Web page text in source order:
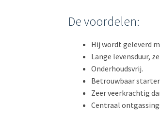
De voordelen:
Hij wordt geleverd
Lange levensduur,
Onderhoudsvrij.
Betrouwbaar
Zeer veerkrachtig
Centraal